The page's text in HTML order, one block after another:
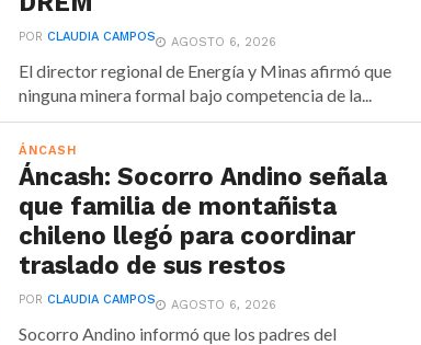
PORCLAUDIA CAMPOS AGOSTO 6, 2026
El director regional de Energía y Minas afirmó que
ninguna minera formal bajo competencia de la...
ÁNCASH
Áncash: Socorro Andino señala
que familia de montañista
chileno llegó para coordinar
traslado de sus restos
PORCLAUDIA CAMPOS AGOSTO 6, 2026
Socorro Andino informó que los padres del